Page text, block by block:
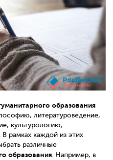
образования
литературоведение,
культурологию,
рамках каждой из этих
различные
образования. Например, в